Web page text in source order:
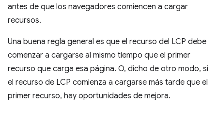
antes de que los navegadores comiencen a cargar
recursos.
Una buena regla general es que el recurso del LCP debe
comenzar a cargarse al mismo tiempo que el primer
recurso que carga esa página. O, dicho de otro modo, si
el recurso de LCP comienza a cargarse más tarde que el
primer recurso, hay oportunidades de mejora.